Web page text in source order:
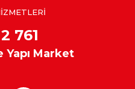
761
Yapı Market